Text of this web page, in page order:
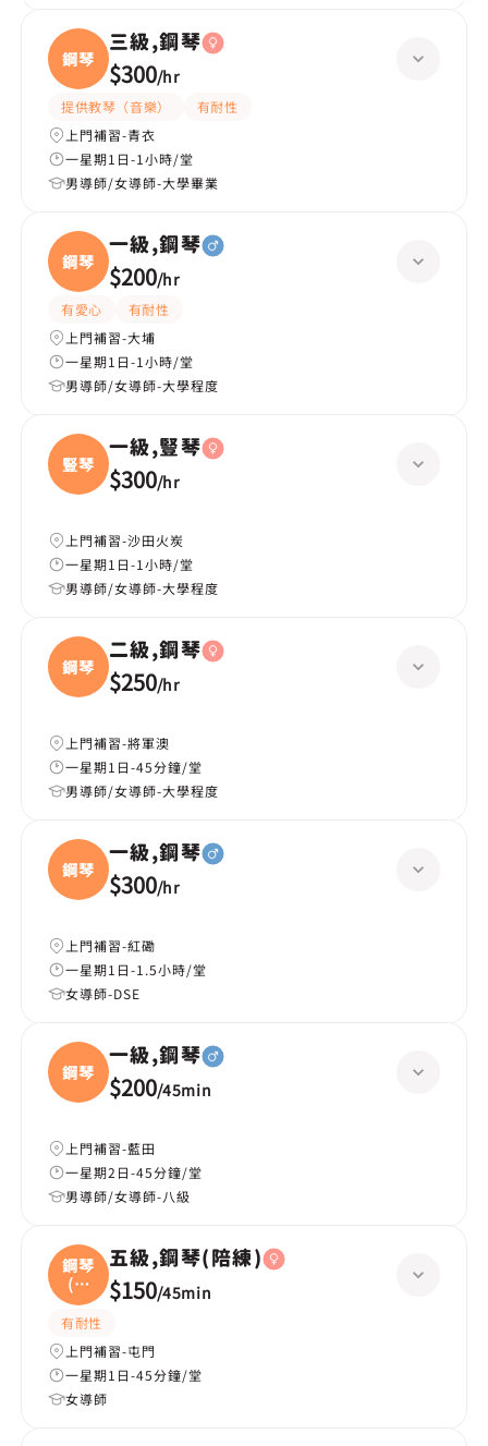
鋼琴
三級,鋼琴
$300/hr
提供教琴（音樂）
有耐性
上門補習-青衣
一星期1日-1小時/堂
男導師/女導師-大學畢業
鋼琴
一級,鋼琴
$200/hr
有愛心
有耐性
上門補習-大埔
一星期1日-1小時/堂
男導師/女導師-大學程度
豎琴
一級,豎琴
$300/hr
上門補習-沙田火炭
一星期1日-1小時/堂
男導師/女導師-大學程度
鋼琴
二級,鋼琴
$250/hr
上門補習-將軍澳
一星期1日-45分鐘/堂
男導師/女導師-大學程度
鋼琴
一級,鋼琴
$300/hr
上門補習-紅磡
一星期1日-1.5小時/堂
女導師-DSE
鋼琴
一級,鋼琴
$200/45min
上門補習-藍田
一星期2日-45分鐘/堂
男導師/女導師-八級
鋼琴
(陪
練
五級,鋼琴(陪練)
$150/45min
有耐性
上門補習-屯門
一星期1日-45分鐘/堂
女導師